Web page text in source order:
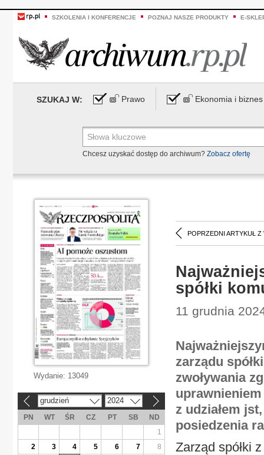
SZKOLENIA I KONFERENCJE POZNAJ NASZE PRODUKTY E-
SZUKAJ W: Prawo Ekonomia i biznes
Chcesz uzyskać dostęp do archiwum? Zobacz ofertę
POPRZEDNI ARTYKUŁ Z
spółki
11 grudnia
zarządu
zwoływania
z udziałem
posiedzenia
Zarząd spółki
Wydanie: 13049
grudzień 2024
PN WT ŚR CZ PT SB
ND
1
2
3 4 5 6 7
8